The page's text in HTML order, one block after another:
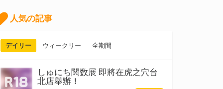
人気の記事
デイリー ウィークリー 全期間
しゅにち関数展 即將在虎之穴台
北店舉辦！